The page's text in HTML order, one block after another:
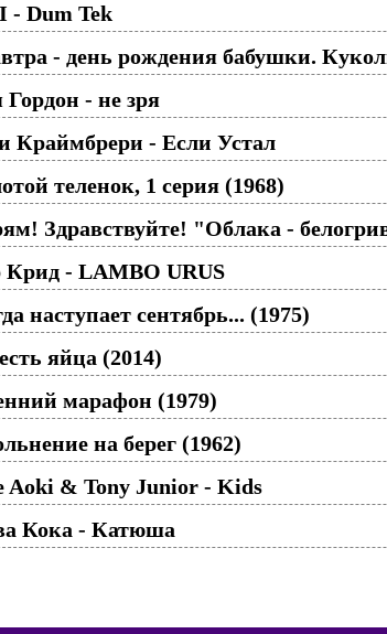
- Dum Tek
- день рождения бабушки.
Гордон - не зря
Краймбрери - Если Устал
теленок, 1 серия (1968)
Здравствуйте! "Облака -
Крид - LAMBO URUS
наступает сентябрь... (1975)
яйца (2014)
марафон (1979)
на берег (1962)
Aoki & Tony Junior - Kids
Кока - Катюша